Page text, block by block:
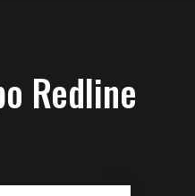
Redline